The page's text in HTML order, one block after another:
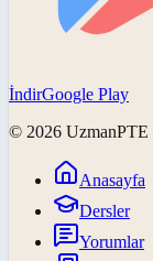
İndirGoogle Play
© 2026 UzmanPTE
Anasayfa
Dersler
Yorumlar